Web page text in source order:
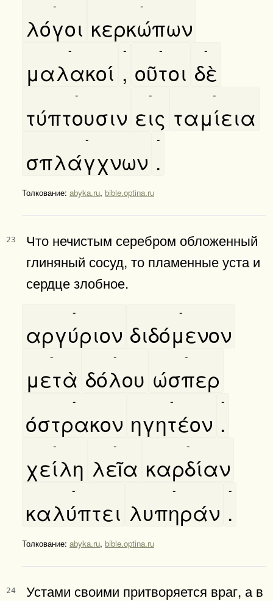
λόγοι
-
κερκώπων
-
μαλακοί
-
,
-
οῦτοι
-
δὲ
-
τύπτουσιν
-
εις
-
ταμίεια
-
σπλάγχνων
-
.
-
Толкование: abyka.ru, bible.optina.ru
23
Что нечистым серебром обложенный
глиняный сосуд, то пламенные уста и
сердце злобное.
αργύριον
-
διδόμενον
-
μετὰ
-
δόλου
-
ώσπερ
-
όστρακον
-
ηγητέον
-
.
-
χείλη
-
λεῖα
-
καρδίαν
-
καλύπτει
-
λυπηράν
-
.
-
Толкование: abyka.ru, bible.optina.ru
24
Устами своими притворяется враг, а в